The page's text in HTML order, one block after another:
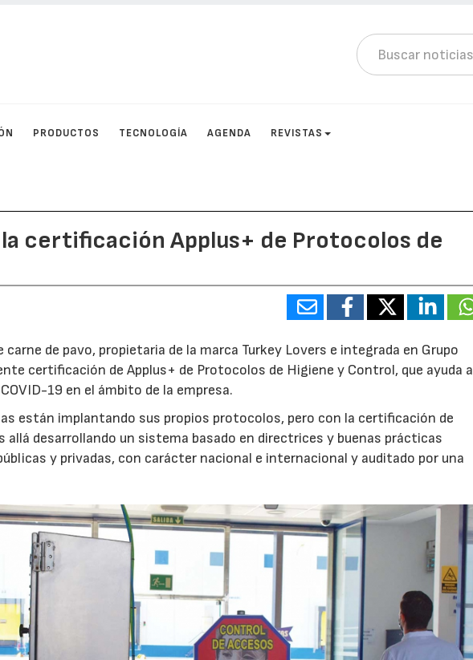
PRODUCTOS TECNOLOGÍA AGENDA REVISTAS
certificación Applus+ de Protocolos de
carne de pavo, propietaria de la marca Turkey Lovers e integrada en Grupo
certificación de Applus+ de Protocolos de Higiene y Control, que ayuda a
19 en el ámbito de la empresa.
están implantando sus propios protocolos, pero con la certificación de
allá desarrollando un sistema basado en directrices y buenas prácticas
y privadas, con carácter nacional e internacional y auditado por una